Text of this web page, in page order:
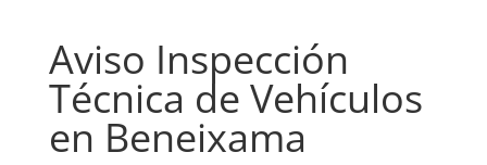
Aviso Inspección
Técnica de Vehículos
en Beneixama